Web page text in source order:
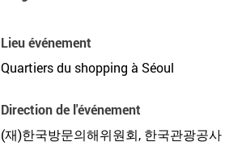
Lieu événement
Quartiers du shopping à Séoul
Direction de l'événement
(재)한국방문의해위원회, 한국관광공사